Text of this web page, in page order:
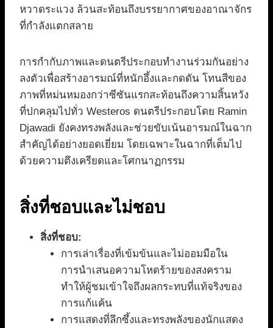
หวาดระแวง ล้วนสะท้อนถึงบรรยากาศของอาณาจักร
ที่กำลังแตกสลาย
การกำกับภาพและดนตรีประกอบทำงานร่วมกันอย่าง
ลงตัวเพื่อสร้างอารมณ์ที่หนักอึ้งและกดดัน โทนสีของ
ภาพที่หม่นหมองกว่าซีซันแรกสะท้อนถึงความสิ้นหวัง
ที่ปกคลุมไปทั่ว Westeros ดนตรีประกอบโดย Ramin
Djawadi ยังคงทรงพลังและช่วยขับเน้นอารมณ์ในฉาก
สำคัญได้อย่างยอดเยี่ยม โดยเฉพาะในฉากที่เต็มไป
ด้วยความตึงเครียดและโศกนาฏกรรม
สิ่งที่ชอบและไม่ชอบ
สิ่งที่ชอบ:
การเล่าเรื่องที่เข้มข้นและไม่ออมมือใน
การนำเสนอความโหดร้ายของสงคราม
ทำให้ผู้ชมเข้าใจถึงผลกระทบที่แท้จริงของ
การแก้แค้น
การแสดงที่ลึกซึ้งและทรงพลังของนักแสดง